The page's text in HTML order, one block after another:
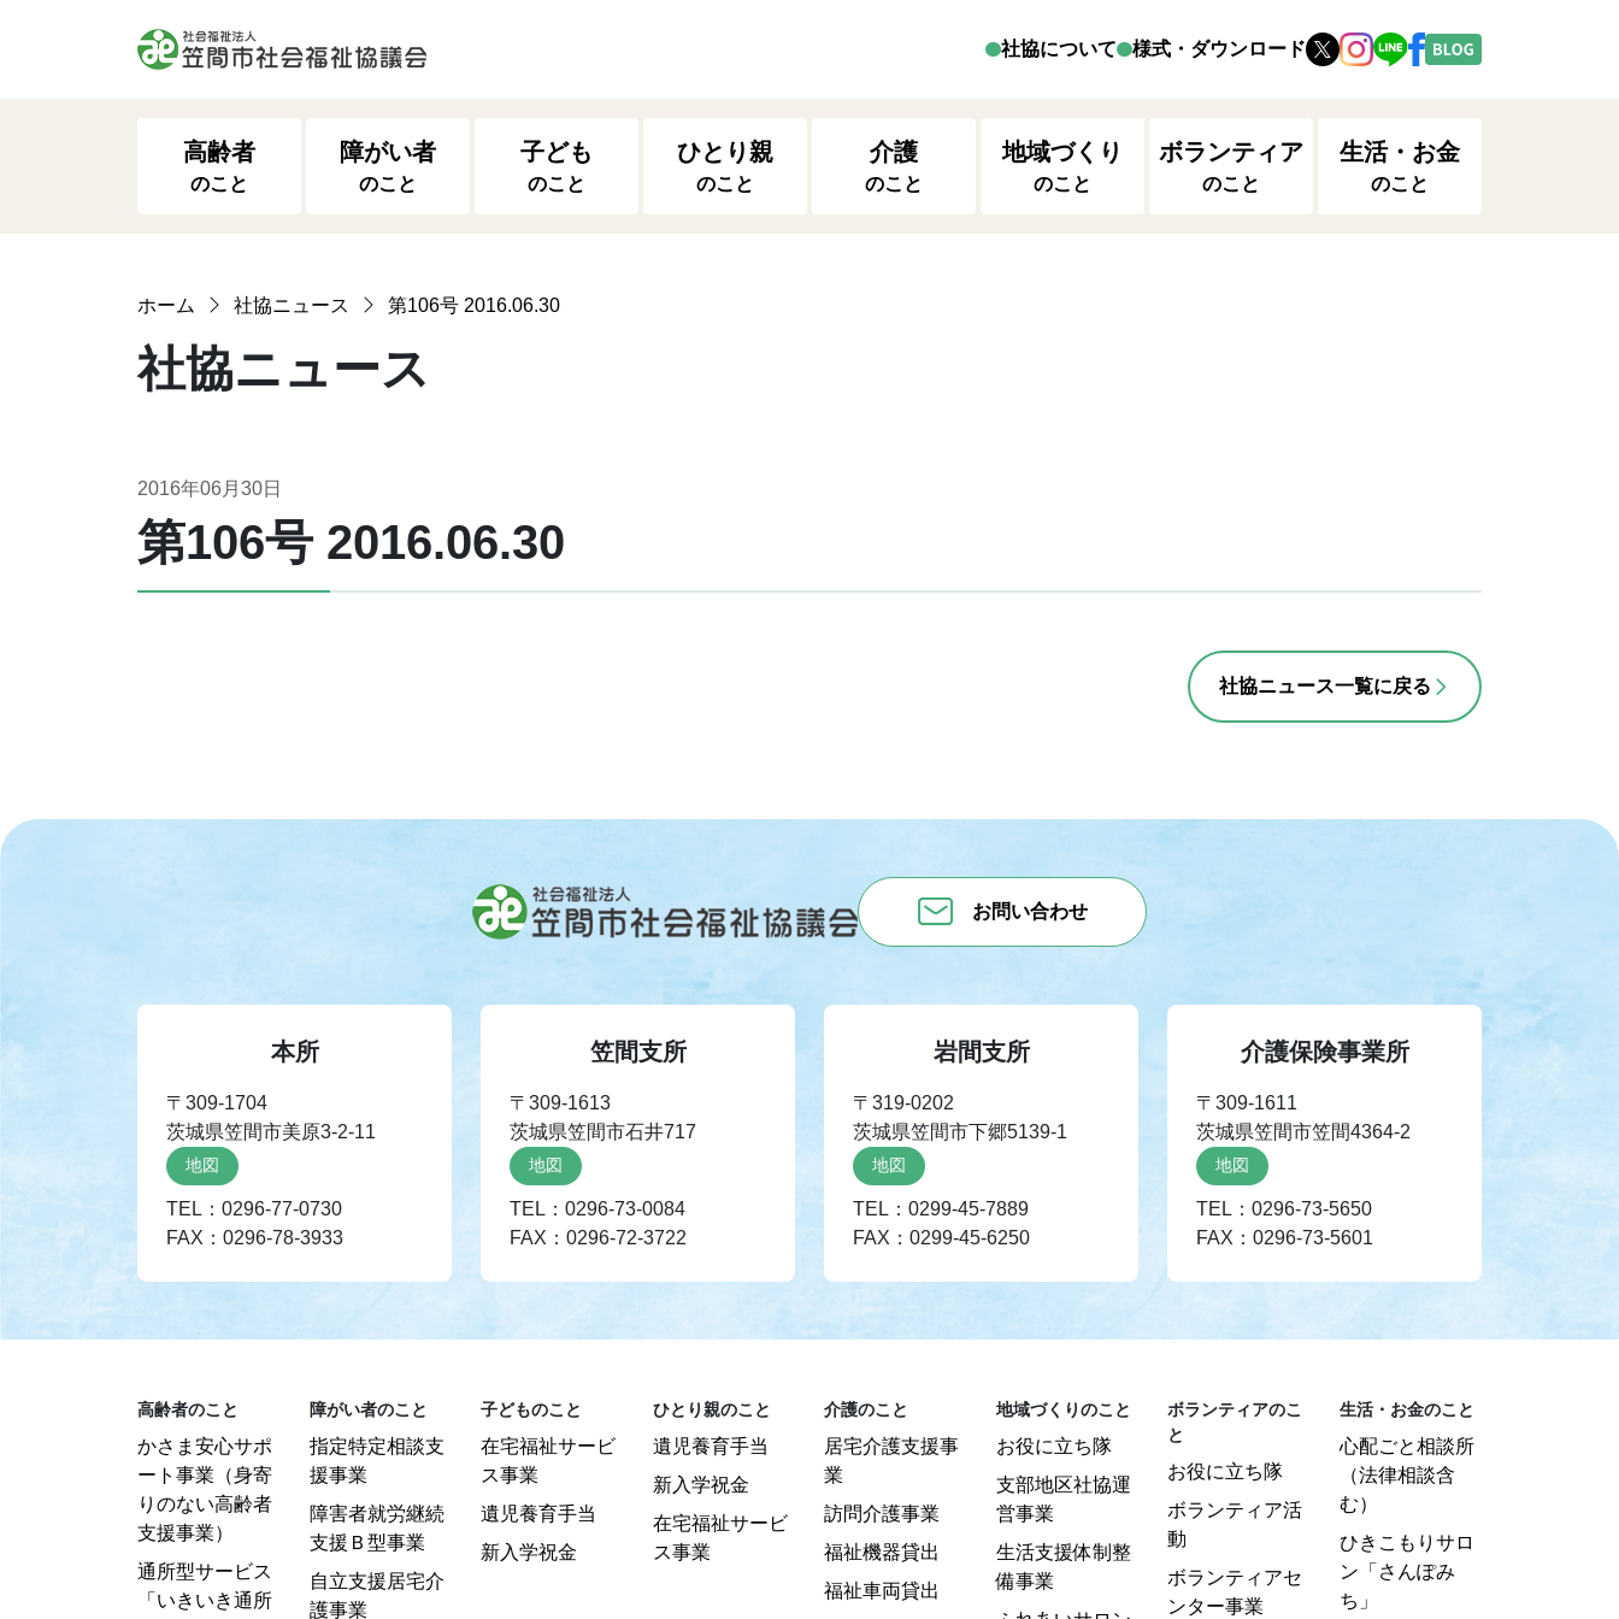
社協について 様式・ダウンロード
高齢者
のこと
障がい者
のこと
子ども
のこと
ひとり親
のこと
介護
のこと
地域づくり
のこと
ボランティア
のこと
生活・お金
のこと
ホーム 社協ニュース 第106号 2016.06.30
社協ニュース
2016年06月30日
第106号 2016.06.30
社協ニュース一覧に戻る
お問い合わせ
本所
〒309-1704
茨城県笠間市美原3-2-11
地図
TEL：0296-77-0730
FAX：0296-78-3933
笠間支所
〒309-1613
茨城県笠間市石井717
地図
TEL：0296-73-0084
FAX：0296-72-3722
岩間支所
〒319-0202
茨城県笠間市下郷5139-1
地図
TEL：0299-45-7889
FAX：0299-45-6250
介護保険事業所
〒309-1611
茨城県笠間市笠間4364-2
地図
TEL：0296-73-5650
FAX：0296-73-5601
高齢者のこと
かさま安心サポ
ート事業（身寄
りのない高齢者
支援事業）
通所型サービス
「いきいき通所
障がい者のこと
指定特定相談支
援事業
障害者就労継続
支援Ｂ型事業
自立支援居宅介
護事業
子どものこと
在宅福祉サービ
ス事業
遺児養育手当
新入学祝金
ひとり親のこと
遺児養育手当
新入学祝金
在宅福祉サービ
ス事業
介護のこと
居宅介護支援事
業
訪問介護事業
福祉機器貸出
福祉車両貸出
地域づくりのこと
お役に立ち隊
支部地区社協運
営事業
生活支援体制整
備事業
ボランティアのこ
と
お役に立ち隊
ボランティア活
動
ボランティアセ
ンター事業
生活・お金のこと
心配ごと相談所
（法律相談含
む）
ひきこもりサロ
ン「さんぽみ
ち」